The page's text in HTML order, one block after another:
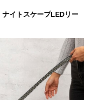
ナイトスケープLEDリー